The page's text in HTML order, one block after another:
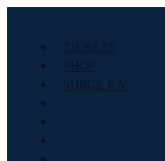
TICKETS
SHOP
SURGE E.V.